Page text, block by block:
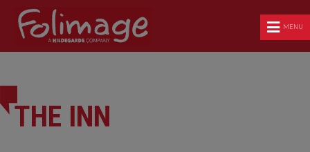
MENU
THE INN